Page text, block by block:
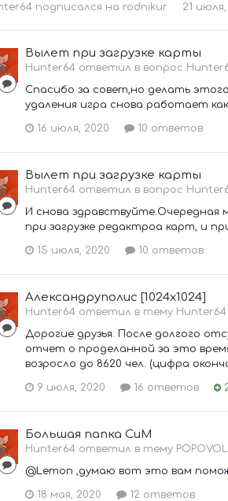
подписался на rodnikur 21
Вылет при загрузке карты
Hunter64 ответил в вопрос
Спасибо за совет,но делать
удаления игра снова работает
16 июля, 2020 10 ответов
Вылет при загрузке карты
Hunter64 ответил в вопрос
И снова
при загрузке редактроа карт, и
15 июля, 2020 10 ответов
Александруполис [1024x1024]
Hunter64 ответил в тему Hunter64
Дорогие друзья. После долгого
отчет о проделанной за это
возросло до 8620 чел. (цифра
9 июля, 2020 16 ответов
Большая папка СиМ
Hunter64 ответил в тему
@Lemon ,думаю вот это вам
18 мая, 2020 12 ответов